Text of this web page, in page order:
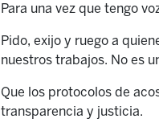
Para una vez que tengo
Pido, exijo y ruego a
nuestros trabajos. No es
Que los protocolos de
transparencia y justicia.